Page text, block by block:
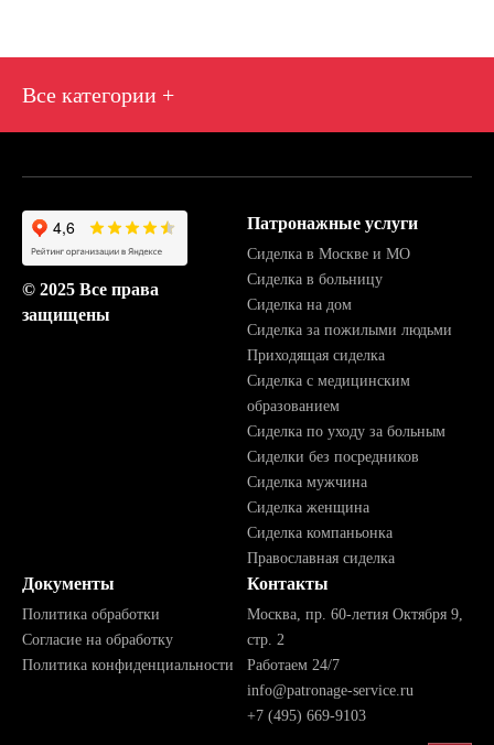
Все категории +
Сиделка для пожилого человека с проживанием
Сиделка для женщины с проживанием
Сиделка с проживанием в МО
Сиделка с проживанием Москва
© 2025 Все права
защищены
Патронажные услуги
Сиделка в Москве и МО
Сиделка в больницу
Сиделка на дом
Сиделка за пожилыми людьми
Приходящая сиделка
Сиделка с медицинским
образованием
Сиделка по уходу за больным
Сиделки без посредников
Сиделка мужчина
Сиделка женщина
Сиделка компаньонка
Православная сиделка
Документы
Политика обработки
Согласие на обработку
Политика конфиденциальности
Контакты
Москва, пр. 60-летия Октября 9,
стр. 2
Работаем 24/7
info@patronage-service.ru
+7 (495) 669-9103